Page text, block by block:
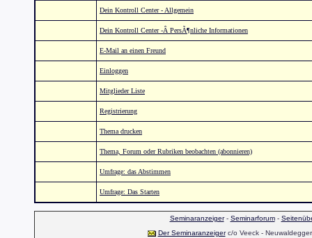
Dein Kontroll Center - Allgemein
Dein Kontroll Center -Â PersÃ¶nliche Informationen
E-Mail an einen Freund
Einloggen
Mitglieder Liste
Registrierung
Thema drucken
Thema, Forum oder Rubriken beobachten (abonnieren)
Umfrage: das Abstimmen
Umfrage: Das Starten
Seminaranzeiger- Seminarforum-
Der Seminaranzeigerc/o Veeck -